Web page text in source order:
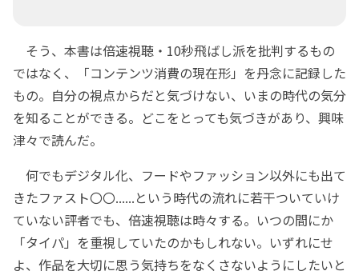
そう、本書は倍速視聴・10秒飛ばし派を批判するもの
ではなく、「コンテンツ消費の現在形」を丹念に記録した
もの。自分の視点からだと気づけない、いまの時代の気分
を知ることができる。どこをとっても気づきがあり、興味
津々で読んだ。
何でもデジタル化、フードやファッション以外にも出て
きたファスト〇〇......という時代の流れに若干ついていけ
ていない評者でも、倍速視聴は時々する。いつの間にか
「タイパ」を重視していたのかもしれない。いずれにせ
よ、作品を大切に思う気持ちをなくさないようにしたいと